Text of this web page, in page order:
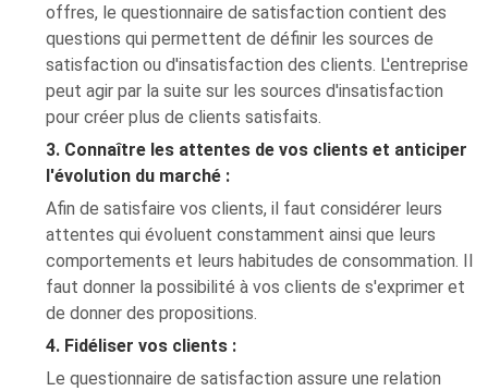
offres, le questionnaire de satisfaction contient des
questions qui permettent de définir les sources de
satisfaction ou d'insatisfaction des clients. L'entreprise
peut agir par la suite sur les sources d'insatisfaction
pour créer plus de clients satisfaits.
3. Connaître les attentes de vos clients et anticiper
l'évolution du marché :
Afin de satisfaire vos clients, il faut considérer leurs
attentes qui évoluent constamment ainsi que leurs
comportements et leurs habitudes de consommation. Il
faut donner la possibilité à vos clients de s'exprimer et
de donner des propositions.
4. Fidéliser vos clients :
Le questionnaire de satisfaction assure une relation